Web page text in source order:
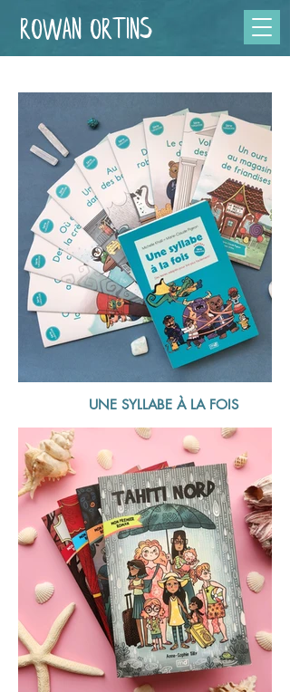
Rowan Ortins
UNE SYLLABE À LA FOIS